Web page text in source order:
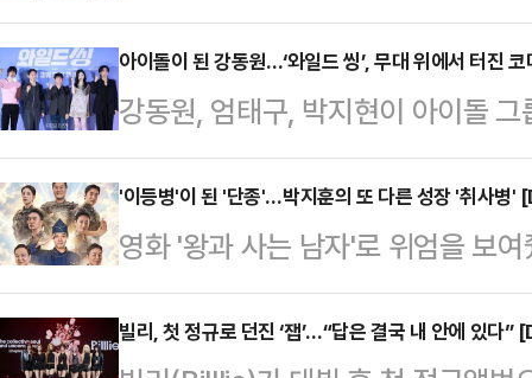
유의 유쾌한 매력을 바탕으로 하루
서울 영등포구 KBS 콩스튜디오에
석한 김홍범 CP는 "KBS 쿨FM이
가고 싶다. 라디오를 둘러싼 환경이
'연결'의 방식도 달라진다. AI 시대
때일수록, 실시간으로 소통하는 라
아이돌이 된 강동원…‘와일드 씽’, 무대 위에서 터진
강동원, 엄태구, 박지현이 아이돌
이 크지만, 제작진은 그 물음표 자
다.7일 오전 서울 광진구 롯데시네
고회에는 손재곤 감독과 배우 강동
화 ‘와일드 씽’은 한때 가요계를 휩
아침에 해체된 3인조 혼성 댄스 그
'이등병'이 된 '단종'…박지훈의 또 다른 성장 '취사병'
영화 '왕과 사는 남자'로 위엄을 보
다'(이하 '취사병')를 통해 '풋풋한'
탄띠 대신 앞치마, 이등병 강성재(
빌리, 첫 정규로 던진 ‘잽’…“답은 결국 내 안에 있다”